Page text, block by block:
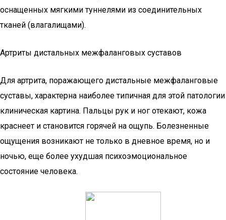
оснащенных мягкими туннелями из соединительных
тканей (влагалищами).
Артриты дистальных межфаланговых суставов
Для артрита, поражающего дистальные межфаланговые
суставы, характерна наиболее типичная для этой патологии
клиническая картина. Пальцы рук и ног отекают, кожа
краснеет и становится горячей на ощупь. Болезненные
ощущения возникают не только в дневное время, но и
ночью, еще более ухудшая психоэмоциональное
состояние человека.